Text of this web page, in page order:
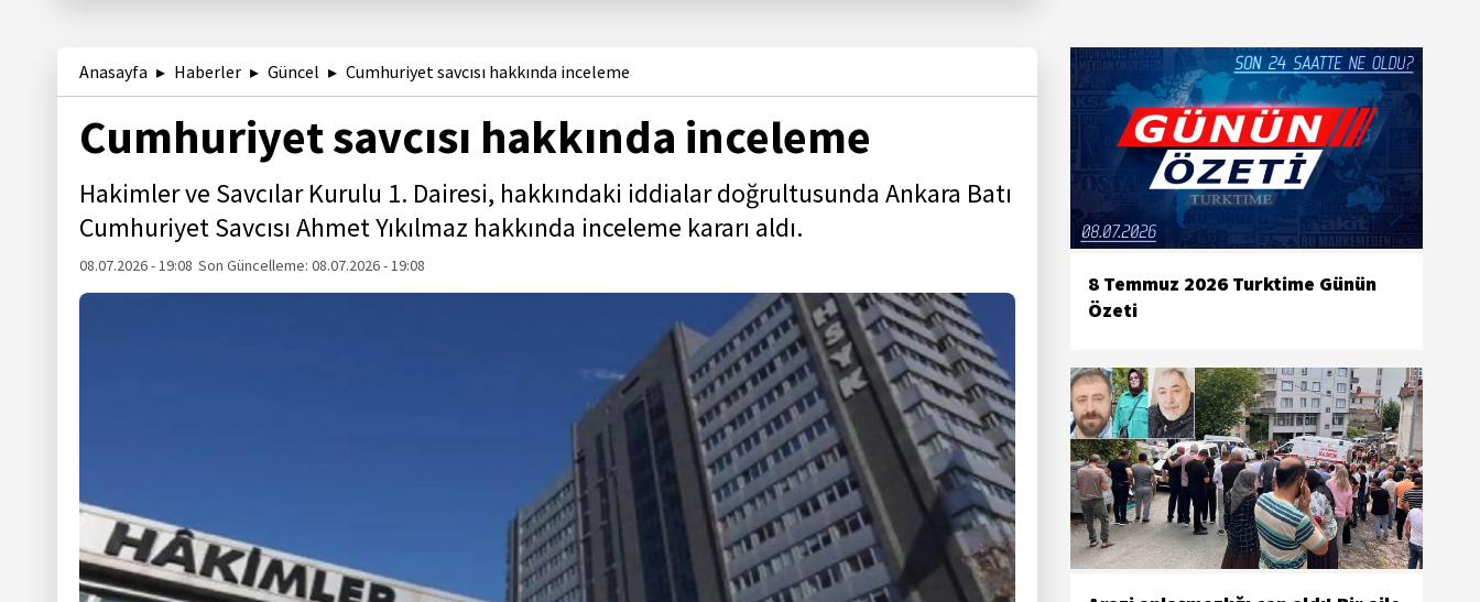
Anasayfa Haberler Güncel Cumhuriyet savcısı hakkında inceleme
Cumhuriyet savcısı hakkında inceleme
Hakimler ve Savcılar Kurulu 1. Dairesi, hakkındaki iddialar doğrultusunda Ankara Batı
Cumhuriyet Savcısı Ahmet Yıkılmaz hakkında inceleme kararı aldı.
08.07.2026 - 19:08 Son Güncelleme:08.07.2026 - 19:08
8 Temmuz 2026 Turktime Günün
Özeti